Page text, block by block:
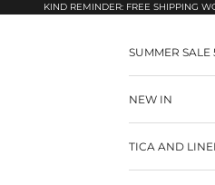
Pular para o conteúdo
KIND REMINDER: FREE SHIPPING
SUMMER SALE
NEW IN
TICA AND